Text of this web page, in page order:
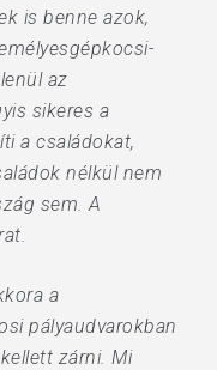
is benne azok,
az
sikeres a
a családokat,
nélkül nem
sem. A
a
pályaudvarokban
zárni. Mi